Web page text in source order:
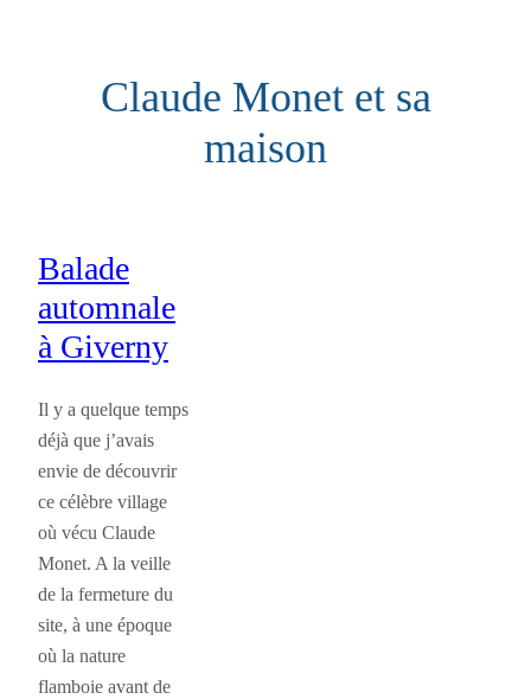
Claude Monet et sa
maison
Balade
automnale
à Giverny
Il y a quelque temps
déjà que j’avais
envie de découvrir
ce célèbre village
où vécu Claude
Monet. A la veille
de la fermeture du
site, à une époque
où la nature
flamboie avant de